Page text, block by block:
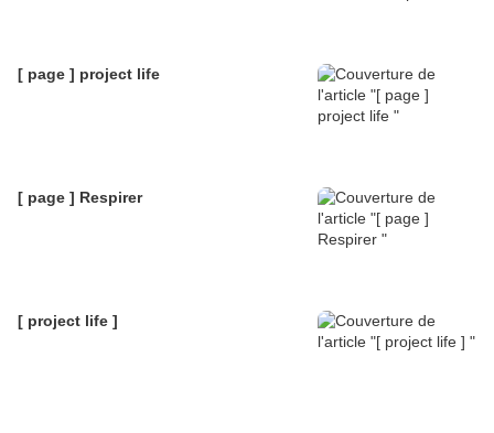
[ page ] project life
[ page ] Respirer
[ project life ]